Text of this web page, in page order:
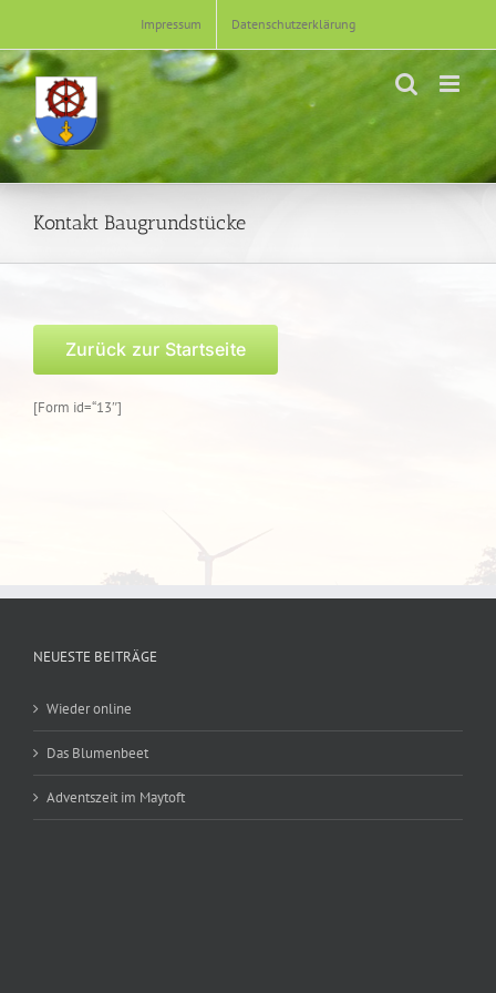
springen
Impressum Datenschutzerklärung
Kontakt Baugrundstücke
Zurück zur Startseite
[Form id=“13″]
NEUESTE BEITRÄGE
Wieder online
Das Blumenbeet
Adventszeit im Maytoft